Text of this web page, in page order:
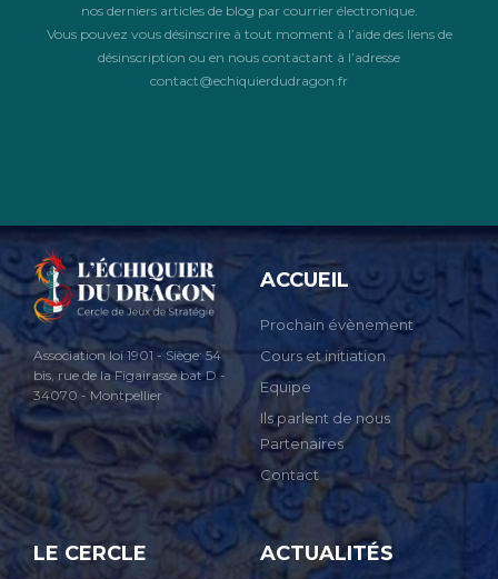
nos derniers articles de blog par courrier électronique.
Vous pouvez vous désinscrire à tout moment à l’aide des liens de
désinscription ou en nous contactant à l’adresse
contact@echiquierdudragon.fr
Association loi 1901 - Siège: 54
bis, rue de la Figairasse bat D -
34070 - Montpellier
ACCUEIL
Prochain évènement
Cours et initiation
Equipe
Ils parlent de nous
Partenaires
Contact
LE CERCLE ACTUALITÉS